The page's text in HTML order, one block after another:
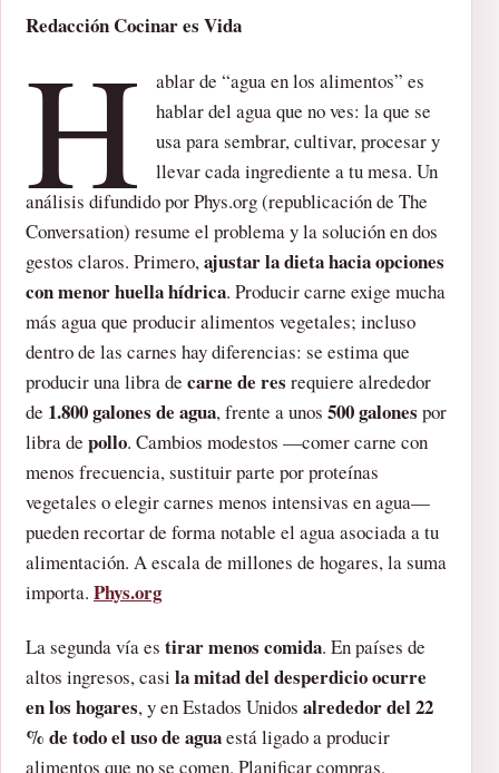
Redacción Cocinar es Vida
H
ablar de “agua en los alimentos” es
hablar del agua que no ves: la que se
usa para sembrar, cultivar, procesar y
llevar cada ingrediente a tu mesa. Un
análisis difundido por Phys.org (republicación de The
Conversation) resume el problema y la solución en dos
gestos claros. Primero, ajustar la dieta hacia opciones
con menor huella hídrica. Producir carne exige mucha
más agua que producir alimentos vegetales; incluso
dentro de las carnes hay diferencias: se estima que
producir una libra de carne de res requiere alrededor
de 1.800 galones de agua, frente a unos 500 galones por
libra de pollo. Cambios modestos —comer carne con
menos frecuencia, sustituir parte por proteínas
vegetales o elegir carnes menos intensivas en agua—
pueden recortar de forma notable el agua asociada a tu
alimentación. A escala de millones de hogares, la suma
importa. Phys.org
La segunda vía es tirar menos comida. En países de
altos ingresos, casi la mitad del desperdicio ocurre
en los hogares, y en Estados Unidos alrededor del 22
% de todo el uso de aguaestá ligado a producir
alimentos que no se comen. Planificar compras,